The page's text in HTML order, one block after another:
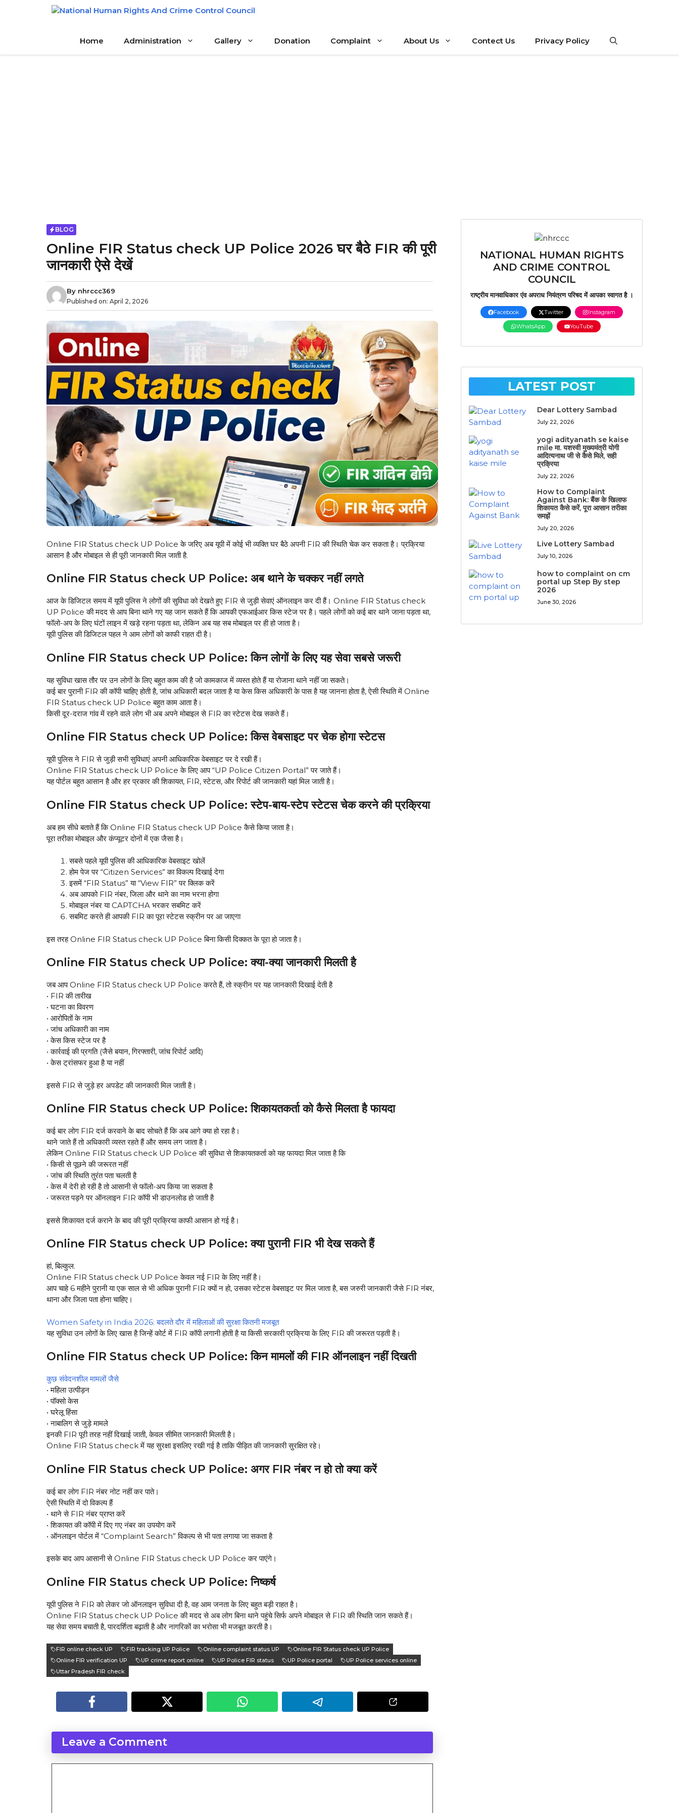
Home
Administration Gallery Donation Complaint About Us Contect Us Privacy Policy
BLOG
Online FIR Status check UP Police 2026 घर बैठे FIR की पूरी
जानकारी ऐसे देखें
By nhrccc369
Published on: April 2, 2026
Online FIR Status check UP Police के जरिए अब यूपी में कोई भी व्यक्ति घर बैठे अपनी FIR की स्थिति चेक कर सकता है। प्रक्रिया
आसान है और मोबाइल से ही पूरी जानकारी मिल जाती है.
Online FIR Status check UP Police: अब थाने के चक्कर नहीं लगते
आज के डिजिटल समय में यूपी पुलिस ने लोगों की सुविधा को देखते हुए FIR से जुड़ी सेवाएं ऑनलाइन कर दी हैं। Online FIR Status check
UP Police की मदद से आप बिना थाने गए यह जान सकते हैं कि आपकी एफआईआर किस स्टेज पर है। पहले लोगों को कई बार थाने जाना पड़ता था,
फॉलो-अप के लिए घंटों लाइन में खड़े रहना पड़ता था, लेकिन अब यह सब मोबाइल पर ही हो जाता है।
यूपी पुलिस की डिजिटल पहल ने आम लोगों को काफी राहत दी है।
Online FIR Status check UP Police: किन लोगों के लिए यह सेवा सबसे जरूरी
यह सुविधा खास तौर पर उन लोगों के लिए बहुत काम की है जो कामकाज में व्यस्त होते हैं या रोजाना थाने नहीं जा सकते।
कई बार पुरानी FIR की कॉपी चाहिए होती है, जांच अधिकारी बदल जाता है या केस किस अधिकारी के पास है यह जानना होता है, ऐसी स्थिति में Online
FIR Status check UP Police बहुत काम आता है।
किसी दूर-दराज गांव में रहने वाले लोग भी अब अपने मोबाइल से FIR का स्टेटस देख सकते हैं।
Online FIR Status check UP Police: किस वेबसाइट पर चेक होगा स्टेटस
यूपी पुलिस ने FIR से जुड़ी सभी सुविधाएं अपनी आधिकारिक वेबसाइट पर दे रखी हैं।
Online FIR Status check UP Police के लिए आप “UP Police Citizen Portal” पर जाते हैं।
यह पोर्टल बहुत आसान है और हर प्रकार की शिकायत, FIR, स्टेटस, और रिपोर्ट की जानकारी यहां मिल जाती है।
Online FIR Status check UP Police: स्टेप-बाय-स्टेप स्टेटस चेक करने की प्रक्रिया
अब हम सीधे बताते हैं कि Online FIR Status check UP Police कैसे किया जाता है।
पूरा तरीका मोबाइल और कंप्यूटर दोनों में एक जैसा है।
सबसे पहले यूपी पुलिस की आधिकारिक वेबसाइट खोलें
होम पेज पर “Citizen Services” का विकल्प दिखाई देगा
इसमें “FIR Status” या “View FIR” पर क्लिक करें
अब आपको FIR नंबर, जिला और थाने का नाम भरना होगा
मोबाइल नंबर या CAPTCHA भरकर सबमिट करें
सबमिट करते ही आपकी FIR का पूरा स्टेटस स्क्रीन पर आ जाएगा
इस तरह Online FIR Status check UP Police बिना किसी दिक्कत के पूरा हो जाता है।
Online FIR Status check UP Police: क्या-क्या जानकारी मिलती है
जब आप Online FIR Status check UP Police करते हैं, तो स्क्रीन पर यह जानकारी दिखाई देती है
• FIR की तारीख
• घटना का विवरण
• आरोपितों के नाम
• जांच अधिकारी का नाम
• केस किस स्टेज पर है
• कार्रवाई की प्रगति (जैसे बयान, गिरफ्तारी, जांच रिपोर्ट आदि)
• केस ट्रांसफर हुआ है या नहीं
इससे FIR से जुड़े हर अपडेट की जानकारी मिल जाती है।
Online FIR Status check UP Police: शिकायतकर्ता को कैसे मिलता है फायदा
कई बार लोग FIR दर्ज करवाने के बाद सोचते हैं कि अब आगे क्या हो रहा है।
थाने जाते हैं तो अधिकारी व्यस्त रहते हैं और समय लग जाता है।
लेकिन Online FIR Status check UP Police की सुविधा से शिकायतकर्ता को यह फायदा मिल जाता है कि
• किसी से पूछने की जरूरत नहीं
• जांच की स्थिति तुरंत पता चलती है
• केस में देरी हो रही है तो आसानी से फॉलो-अप किया जा सकता है
• जरूरत पड़ने पर ऑनलाइन FIR कॉपी भी डाउनलोड हो जाती है
इससे शिकायत दर्ज कराने के बाद की पूरी प्रक्रिया काफी आसान हो गई है।
Online FIR Status check UP Police: क्या पुरानी FIR भी देख सकते हैं
हां, बिल्कुल.
Online FIR Status check UP Police केवल नई FIR के लिए नहीं है।
आप चाहे 6 महीने पुरानी या एक साल से भी अधिक पुरानी FIR क्यों न हो, उसका स्टेटस वेबसाइट पर मिल जाता है, बस जरुरी जानकारी जैसे FIR नंबर,
थाना और जिला पता होना चाहिए।
Women Safety in India 2026: बदलते दौर में महिलाओं की सुरक्षा कितनी मजबूत
यह सुविधा उन लोगों के लिए खास है जिन्हें कोर्ट में FIR कॉपी लगानी होती है या किसी सरकारी प्रक्रिया के लिए FIR की जरूरत पड़ती है।
Online FIR Status check UP Police: किन मामलों की FIR ऑनलाइन नहीं दिखती
कुछ संवेदनशील मामलों जैसे
• महिला उत्पीड़न
• पॉक्सो केस
• घरेलू हिंसा
• नाबालिग से जुड़े मामले
इनकी FIR पूरी तरह नहीं दिखाई जाती, केवल सीमित जानकारी मिलती है।
Online FIR Status check में यह सुरक्षा इसलिए रखी गई है ताकि पीड़ित की जानकारी सुरक्षित रहे।
Online FIR Status check UP Police: अगर FIR नंबर न हो तो क्या करें
कई बार लोग FIR नंबर नोट नहीं कर पाते।
ऐसी स्थिति में दो विकल्प हैं
• थाने से FIR नंबर प्राप्त करें
• शिकायत की कॉपी में दिए गए नंबर का उपयोग करें
• ऑनलाइन पोर्टल में “Complaint Search” विकल्प से भी पता लगाया जा सकता है
इसके बाद आप आसानी से Online FIR Status check UP Police कर पाएंगे।
Online FIR Status check UP Police: निष्कर्ष
यूपी पुलिस ने FIR को लेकर जो ऑनलाइन सुविधा दी है, वह आम जनता के लिए बहुत बड़ी राहत है।
Online FIR Status check UP Police की मदद से अब लोग बिना थाने पहुंचे सिर्फ अपने मोबाइल से FIR की स्थिति जान सकते हैं।
यह सेवा समय बचाती है, पारदर्शिता बढ़ाती है और नागरिकों का भरोसा भी मजबूत करती है।
FIR online check UP FIR tracking UP Police Online complaint status UP
Online FIR Status check UP Police
Online FIR verification UP
UP crime report online UP Police FIR status UP Police portal
UP Police services online
Uttar Pradesh FIR check
Leave a Comment
NATIONAL HUMAN RIGHTS
AND CRIME CONTROL
COUNCIL
राष्ट्रीय मानवाधिकार एंव अपराध नियंत्रण परिषद में आपका स्वागत है ।
Facebook Twitter
Instagram
WhatsApp
YouTube
LATEST POST
Dear Lottery Sambad
July 22, 2026
yogi adityanath se kaise
mile मा. यशस्वी मुख्यमंत्री योगी
आदित्यनाथ जी से कैसे मिले, सही
प्रक्रिया
July 22, 2026
How to Complaint
Against Bank: बैंक के खिलाफ
शिकायत कैसे करें, पूरा आसान तरीका
समझें
July 20, 2026
Live Lottery Sambad
July 10, 2026
how to complaint on cm
portal up Step By step
2026
June 30, 2026